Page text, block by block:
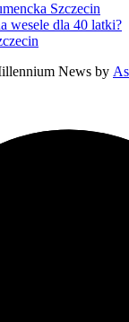
Szczecin
wesele dla 40 latki?
News by